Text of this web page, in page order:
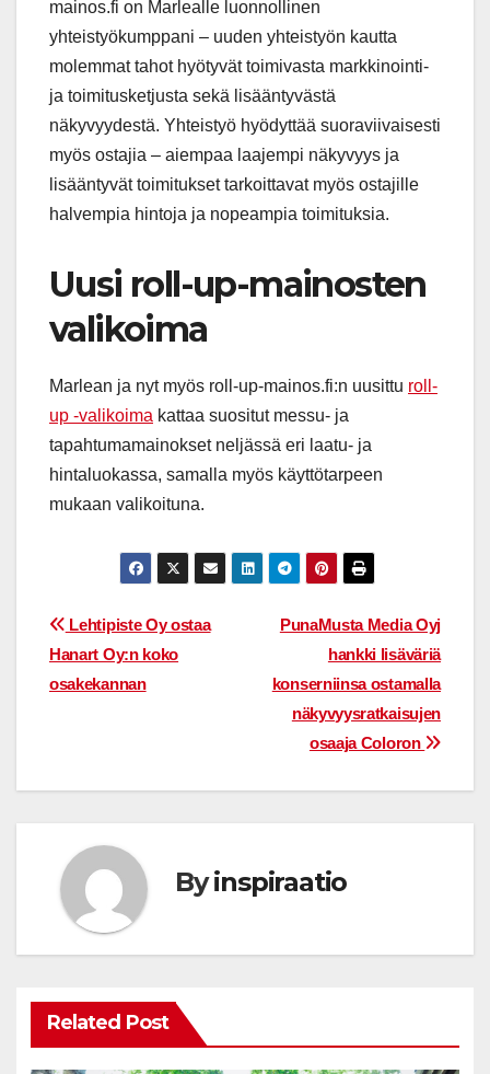
mainos.fi on Marlealle luonnollinen
yhteistyökumppani – uuden yhteistyön kautta
molemmat tahot hyötyvät toimivasta markkinointi-
ja toimitusketjusta sekä lisääntyvästä
näkyvyydestä. Yhteistyö hyödyttää suoraviivaisesti
myös ostajia – aiempaa laajempi näkyvyys ja
lisääntyvät toimitukset tarkoittavat myös ostajille
halvempia hintoja ja nopeampia toimituksia.
Uusi roll-up-mainosten
valikoima
Marlean ja nyt myös roll-up-mainos.fi:n uusittu roll-
up -valikoima kattaa suositut messu- ja
tapahtumamainokset neljässä eri laatu- ja
hintaluokassa, samalla myös käyttötarpeen
mukaan valikoituna.
Post
navigation
PunaMusta Media Oyj
hankki lisäväriä
konserniinsa ostamalla
näkyvyysratkaisujen
osaaja Coloron
Lehtipiste Oy ostaa
Hanart Oy:n koko
osakekannan
Byinspiraatio
Related Post